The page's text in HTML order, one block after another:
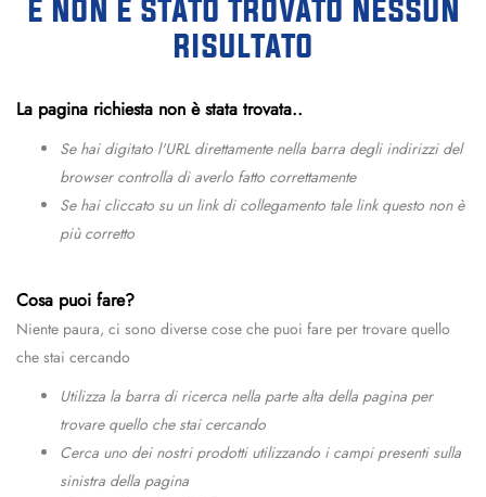
e non è stato trovato nessun
risultato
La pagina richiesta non è stata trovata..
Se hai digitato l'URL direttamente nella barra degli indirizzi del
browser controlla di averlo fatto correttamente
Se hai cliccato su un link di collegamento tale link questo non è
più corretto
Cosa puoi fare?
Niente paura, ci sono diverse cose che puoi fare per trovare quello
che stai cercando
Utilizza la barra di ricerca nella parte alta della pagina per
trovare quello che stai cercando
Cerca uno dei nostri prodotti utilizzando i campi presenti sulla
sinistra della pagina